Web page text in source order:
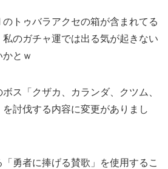
トゥバラアクセの箱が含まれてる
のガチャ運では出る気が起きない
とｗ
ス「クザカ、カランダ、クツム、
討伐する内容に変更がありまし
勇者に捧げる賛歌」を使用するこ